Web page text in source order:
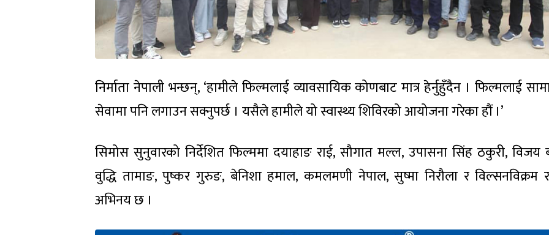
निर्माता नेपाली भन्छन्, ‘हामीले फिल्मलाई व्यावसायिक कोणबाट मात्र हेर्नुहुँदैन । फिल्मलाई
सेवामा पनि लगाउन सक्नुपर्छ । यसैले हामीले यो स्वास्थ्य शिविरको आयोजना गरेका हौं ।’
सिमोस सुनुवारको निर्देशित फिल्ममा दयाहाङ राई, सौगात मल्ल, उपासना सिंह ठकुरी, विजय
वुद्धि तामाङ, पुष्कर गुरुङ, बेनिशा हमाल, कमलमणी नेपाल, सुष्मा निरौला र विल्सनविक्रम
अभिनय छ ।